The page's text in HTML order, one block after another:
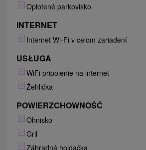
Oplotené parkovisko
INTERNET
Internet Wi-Fi v celom zariadení
USŁUGA
WiFi pripojenie na internet
Žehlička
POWIERZCHOWNOŚĆ
Ohnisko
Gril
Záhradná hojdačka